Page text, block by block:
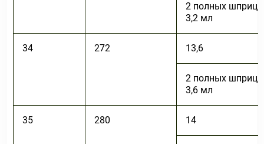
2 полных шприца
3,2 мл
34 272 13,6
2 полных шприца
3,6 мл
35 280 14